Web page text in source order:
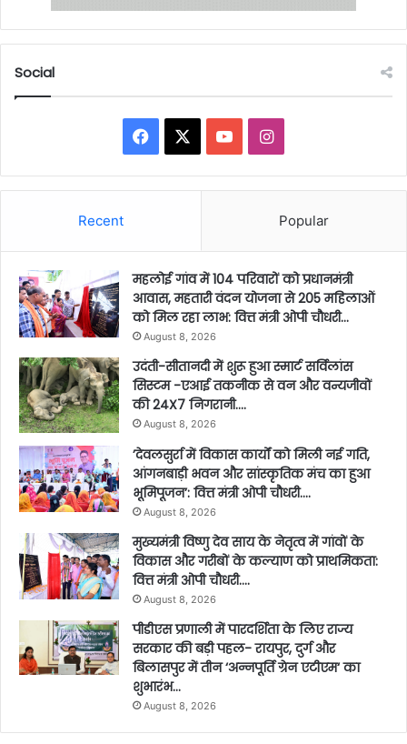
Social
Facebook YouTubeInstagram
Recent Popular
महलोई गांव में 104 परिवारों को प्रधानमंत्री
आवास, महतारी वंदन योजना से 205 महिलाओं
को मिल रहा लाभ: वित्त मंत्री ओपी चौधरी…
August 8, 2026
उदंती-सीतानदी में शुरू हुआ स्मार्ट सर्विलांस
सिस्टम -एआई तकनीक से वन और वन्यजीवों
की 24X7 निगरानी….
August 8, 2026
’देवलसुर्रा में विकास कार्यों को मिली नई गति,
आंगनबाड़ी भवन और सांस्कृतिक मंच का हुआ
भूमिपूजन’: वित्त मंत्री ओपी चौधरी….
August 8, 2026
मुख्यमंत्री विष्णु देव साय के नेतृत्व में गांवों के
विकास और गरीबों के कल्याण को प्राथमिकता:
वित्त मंत्री ओपी चौधरी….
August 8, 2026
पीडीएस प्रणाली में पारदर्शिता के लिए राज्य
सरकार की बड़ी पहल- रायपुर, दुर्ग और
बिलासपुर में तीन ‘अन्नपूर्ति ग्रेन एटीएम‘ का
शुभारंभ…
August 8, 2026